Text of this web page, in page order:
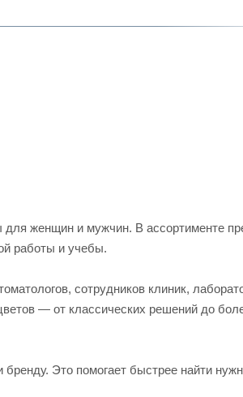
женщин и мужчин. В ассортименте
работы и учебы.
сотрудников клиник,
— от классических решений до
Это помогает быстрее найти